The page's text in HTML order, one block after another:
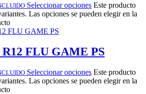
Seleccionar opciones Este producto
Las opciones se pueden elegir en la
FLU GAME PS
Seleccionar opciones Este producto
Las opciones se pueden elegir en la